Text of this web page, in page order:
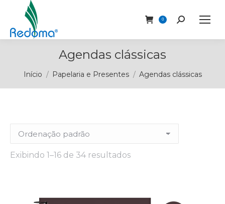
0 Buscar
Agendas clássicas
Você está aqui:
Início Papelaria e Presentes Agendas clássicas
Exibindo 1–16 de 34 resultados